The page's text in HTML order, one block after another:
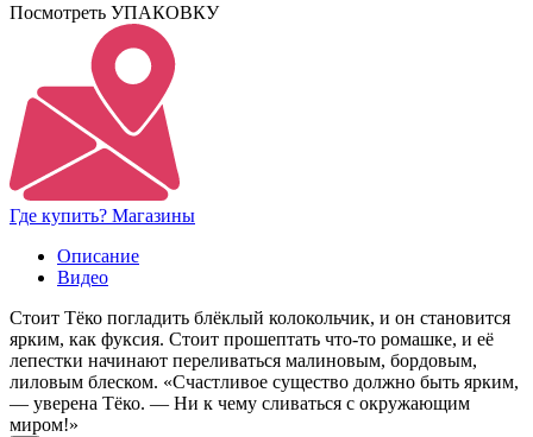
Посмотреть УПАКОВКУ
Где купить? Магазины
Описание
Видео
Стоит Тёко погладить блёклый колокольчик, и он становится
ярким, как фуксия. Стоит прошептать что-то ромашке, и её
лепестки начинают переливаться малиновым, бордовым,
лиловым блеском. «Счастливое существо должно быть ярким,
— уверена Тёко. — Ни к чему сливаться с окружающим
миром!»